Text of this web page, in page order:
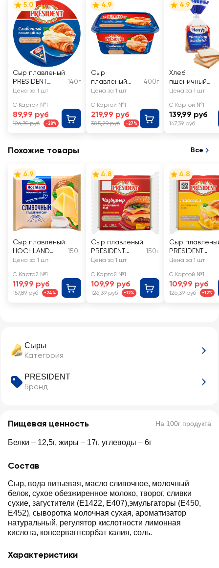
Сыры
Категория
PRESIDENT
Бренд
Пищевая ценность На 100г продукта
Белки – 12,5г, жиры – 17г, углеводы – 6г
Состав
Сыр, вода питьевая, масло сливочное, молочный
белок, сухое обезжиренное молоко, творог, сливки
сухие, загустители (E1422, Е407),эмульгаторы (Е450,
Е452), сыворотка молочная сухая, ароматизатор
натуральный, регулятор кислотности лимонная
кислота, консервантсорбат калия, соль.
Характеристики
5.0
Сыр плавленый
PRESIDENT
Сливочный
140г
Цена за 1 шт
С Картой №1
89,99 руб
126,39 руб -28%
4.9
Сыр
плавленый
PRESIDENT
45%, без змж
400г
Цена за 1 шт
С Картой №1
219,99 руб
305,29 руб -27%
4.9
Хлеб
пшеничный
HARRY'S
sandwich
Цена за 1 шт
С Картой №1
139,99 руб
147,39 руб
Похожие товары Все
4.9
Сыр плавленый
HOCHLAND
сливочный 45%,
змж
150г
Цена за 1 шт
С Картой №1
119,99 руб
157,89 руб -24%
4.8
Сыр плавленый
PRESIDENT
Чизбургер 40%,
150г
Цена за 1 шт
С Картой №1
109,99 руб
126,39 руб -12%
4.8
Сыр
PRESIDENT
Маасдам 40%,
Цена за 1 шт
С Картой №1
109,99 руб
126,39 руб -12%